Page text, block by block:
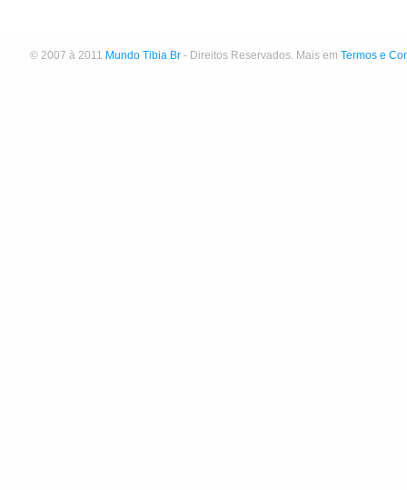
© 2007 à 2011 Mundo Tibia Br - Direitos Reservados. Mais em Termos e